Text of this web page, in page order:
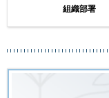
組織部署